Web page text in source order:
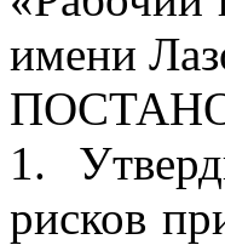
имени
1.
рисков